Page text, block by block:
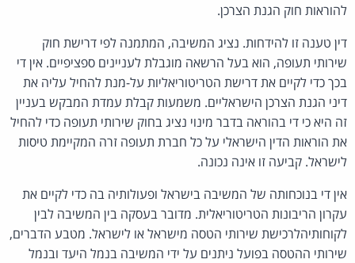
להוראות חוק הגנת הצרכן.
דין טענה זו להידחות. נציג המשיבה, המתמנה לפי דרישת חוק
שירותי תעופה, הוא בעל הרשאה מוגבלת לעניינים ספציפיים. אין די
בכך כדי לקיים את דרישת הטריטוריאליות על-מנת להחיל עליה את
דיני הגנת הצרכן הישראליים. משמעות קבלת עמדת המבקש בעניין
זה היא כי די בהוראה בדבר מינוי נציג בחוק שירותי תעופה כדי להחיל
את הוראות הדין הישראלי על כל חברת תעופה זרה המקיימת טיסות
לישראל. קביעה זו אינה נכונה.
אין די בנוכחותה של המשיבה בישראל ופעולותיה בה כדי לקיים את
עקרון הריבונות הטריטוריאלית. מדובר בעסקה בין המשיבה לבין
לקוחותיהלרכישת שירותי הטסה מישראל או לישראל. מטבע הדברים,
שירותי ההטסה בפועל ניתנים על ידי המשיבה בנמל היעד ובנמל